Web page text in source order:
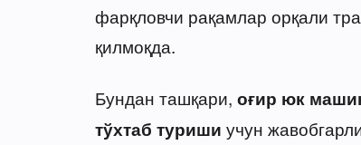
фарқловчи рақамлар орқали
қилмоқда.
Бундан ташқари, оғир юк
тўхтаб туриши учун